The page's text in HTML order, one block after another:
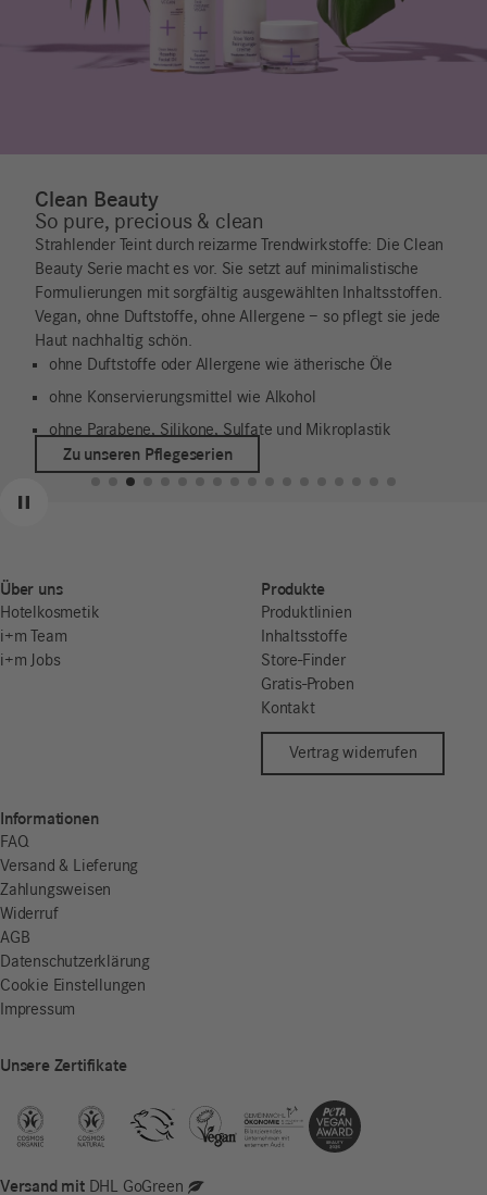
Clean Beauty
So pure, precious & clean
Strahlender Teint durch reizarme Trendwirkstoffe: Die Clean
Beauty Serie macht es vor. Sie setzt auf minimalistische
Formulierungen mit sorgfältig ausgewählten Inhaltsstoffen.
Vegan, ohne Duftstoffe, ohne Allergene – so pflegt sie jede
Haut nachhaltig schön.
ohne Duftstoffe oder Allergene wie ätherische Öle
ohne Konservierungsmittel wie Alkohol
ohne Parabene, Silikone, Sulfate und Mikroplastik
Zu unseren Pflegeserien
Zurück
Weiter
Pause
Über uns
Hotelkosmetik
i+m Team
i+m Jobs
Produkte
Produktlinien
Inhaltsstoffe
Store-Finder
Gratis-Proben
Kontakt
Vertrag widerrufen
Informationen
FAQ
Versand & Lieferung
Zahlungsweisen
Widerruf
AGB
Datenschutzerklärung
Cookie Einstellungen
Impressum
Unsere Zertifikate
Versand mitDHL GoGreen